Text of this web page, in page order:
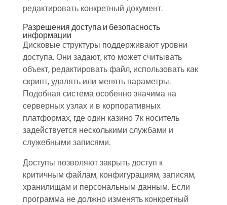
редактировать конкретный документ.
Разрешения доступа и безопасность
информации
Дисковые структуры поддерживают уровни
доступа. Они задают, кто может считывать
объект, редактировать файл, использовать как
скрипт, удалять или менять параметры.
Подобная система особенно значима на
серверных узлах и в корпоративных
платформах, где один казино 7к носитель
задействуется несколькими службами и
служебными записями.
Доступы позволяют закрыть доступ к
критичным файлам, конфигурациям, записям,
хранилищам и персональным данным. Если
программа не должно изменять конкретный